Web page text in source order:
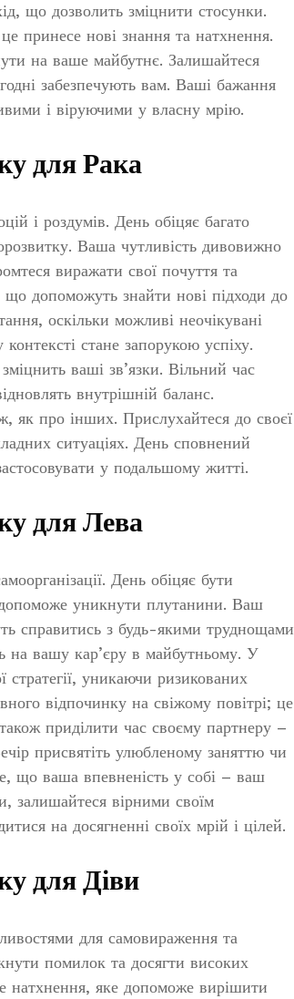
що дозволить зміцнити стосунки.
принесе нові знання та натхнення.
на ваше майбутнє. Залишайтеся
забезпечують вам. Ваші бажання
і віруючими у власну мрію.
для Рака
і роздумів. День обіцяє багато
Ваша чутливість дивовижно
виражати свої почуття та
що допоможуть знайти нові підходи до
оскільки можливі неочікувані
стане запорукою успіху.
ваші зв’язки. Вільний час
внутрішній баланс.
як про інших. Прислухайтеся до своєї
ситуаціях. День сповнений
у подальшому житті.
для Лева
День обіцяє бути
уникнути плутанини. Ваш
справитись з будь-якими труднощами
на вашу кар’єру в майбутньому. У
уникаючи ризикованих
відпочинку на свіжому повітрі; це
приділити час своєму партнеру –
присвятіть улюбленому заняттю чи
що ваша впевненість у собі – ваш
залишайтеся вірними своїм
на досягненні своїх мрій і цілей.
для Діви
для самовираження та
помилок та досягти високих
натхнення, яке допоможе вирішити